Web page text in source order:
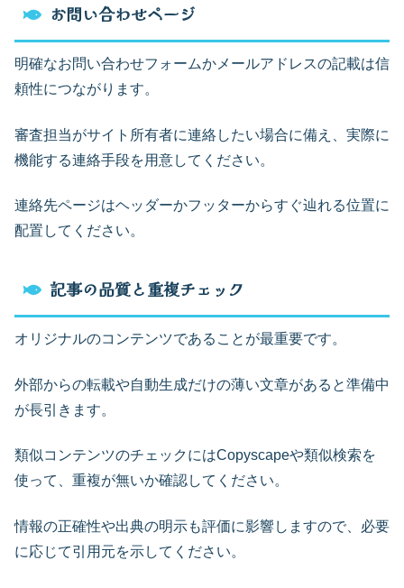
お問い合わせページ
明確なお問い合わせフォームかメールアドレスの記載は信
頼性につながります。
審査担当がサイト所有者に連絡したい場合に備え、実際に
機能する連絡手段を用意してください。
連絡先ページはヘッダーかフッターからすぐ辿れる位置に
配置してください。
記事の品質と重複チェック
オリジナルのコンテンツであることが最重要です。
外部からの転載や自動生成だけの薄い文章があると準備中
が長引きます。
類似コンテンツのチェックにはCopyscapeや類似検索を
使って、重複が無いか確認してください。
情報の正確性や出典の明示も評価に影響しますので、必要
に応じて引用元を示してください。